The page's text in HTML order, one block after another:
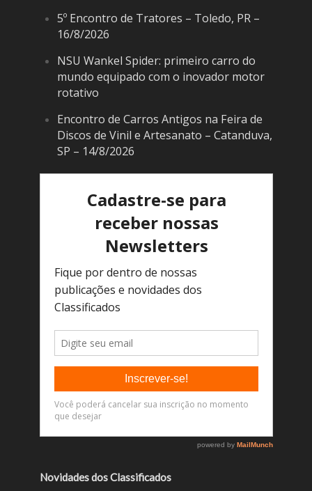
5º Encontro de Tratores – Toledo, PR –
16/8/2026
NSU Wankel Spider: primeiro carro do
mundo equipado com o inovador motor
rotativo
Encontro de Carros Antigos na Feira de
Discos de Vinil e Artesanato – Catanduva,
SP – 14/8/2026
Novidades dos Classificados